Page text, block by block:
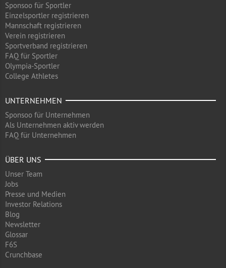
Sponsoo für Sportler
Einzelsportler registrieren
Mannschaft registrieren
Verein registrieren
Sportverband registrieren
FAQ für Sportler
Olympia-Sportler
College Athletes
UNTERNEHMEN
Sponsoo für Unternehmen
Als Unternehmen aktiv werden
FAQ für Unternehmen
ÜBER UNS
Unser Team
Jobs
Presse und Medien
Investor Relations
Blog
Newsletter
Glossar
F6S
Crunchbase